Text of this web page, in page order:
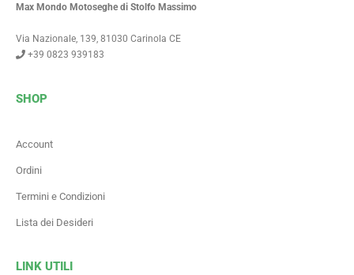
Max Mondo Motoseghe di Stolfo Massimo
Via Nazionale, 139, 81030 Carinola CE
+39 0823 939183
SHOP
Account
Ordini
Termini e Condizioni
Lista dei Desideri
LINK UTILI